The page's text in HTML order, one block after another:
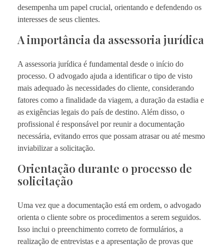
desempenha um papel crucial, orientando e defendendo os
interesses de seus clientes.
A importância da assessoria jurídica
A assessoria jurídica é fundamental desde o início do
processo. O advogado ajuda a identificar o tipo de visto
mais adequado às necessidades do cliente, considerando
fatores como a finalidade da viagem, a duração da estadia e
as exigências legais do país de destino. Além disso, o
profissional é responsável por reunir a documentação
necessária, evitando erros que possam atrasar ou até mesmo
inviabilizar a solicitação.
Orientação durante o processo de
solicitação
Uma vez que a documentação está em ordem, o advogado
orienta o cliente sobre os procedimentos a serem seguidos.
Isso inclui o preenchimento correto de formulários, a
realização de entrevistas e a apresentação de provas que